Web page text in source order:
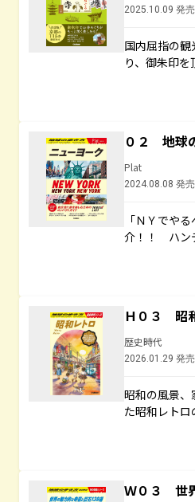
2025.10.09 発売
国内屈指の
り、御朱印を
０２ 地球
Plat
2024.08.08 発売
「ＮＹでや
介！！ ハン
Ｈ０３ 昭
歴史時代
2026.01.29 発売
昭和の風景、
た昭和レトロ
Ｗ０３ 世